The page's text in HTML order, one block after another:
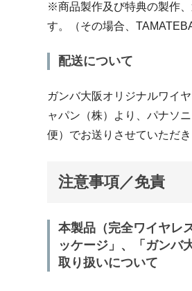
※商品製作及び特典の製作
す。（その場合、
配送について
ガンバ大阪オリジナルワイ
ャパン（株）より、パナソ
便）でお送りさせていただき
注意事項／免責
本製品（完全ワイヤレ
ッケージ」、「ガンバ
取り扱いについて